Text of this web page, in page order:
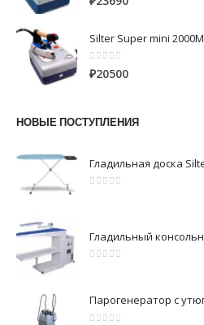
Silter Super mini 2000M
0из 5
₽20500
НОВЫЕ ПОСТУПЛЕНИЯ